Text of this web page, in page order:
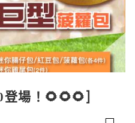
場！🌻🌻🌻]